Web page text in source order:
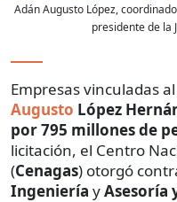
Adán Augusto López,
presidente de la
Empresas vinculadas
Augusto López
por 795 millones de
licitación, el Centro
(Cenagas) otorgó
Ingeniería yAsesoría